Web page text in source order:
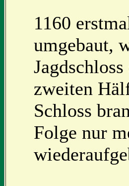
1160
umgebaut,
zweiten
Schloss
Folge nur